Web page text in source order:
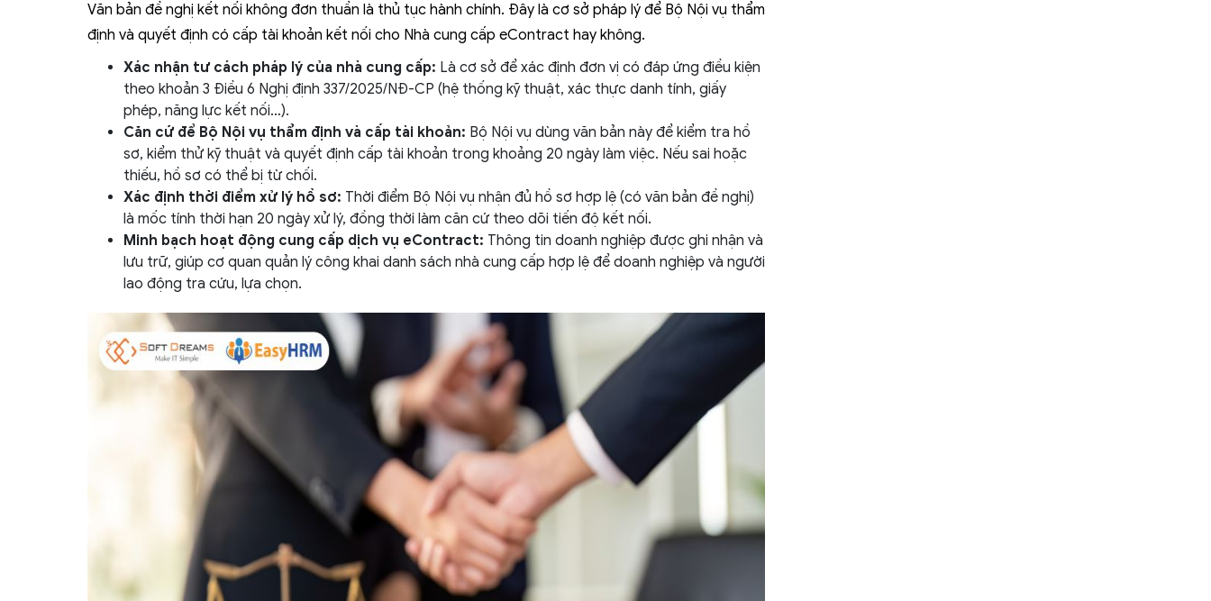
Văn bản đề nghị kết nối không đơn thuần là thủ tục hành chính. Đây là cơ sở pháp lý để Bộ Nội vụ thẩm
định và quyết định có cấp tài khoản kết nối cho Nhà cung cấp eContract hay không.
Xác nhận tư cách pháp lý của nhà cung cấp: Là cơ sở để xác định đơn vị có đáp ứng điều kiện
theo khoản 3 Điều 6 Nghị định 337/2025/NĐ-CP (hệ thống kỹ thuật, xác thực danh tính, giấy
phép, năng lực kết nối…).
Căn cứ để Bộ Nội vụ thẩm định và cấp tài khoản: Bộ Nội vụ dùng văn bản này để kiểm tra hồ
sơ, kiểm thử kỹ thuật và quyết định cấp tài khoản trong khoảng 20 ngày làm việc. Nếu sai hoặc
thiếu, hồ sơ có thể bị từ chối.
Xác định thời điểm xử lý hồ sơ: Thời điểm Bộ Nội vụ nhận đủ hồ sơ hợp lệ (có văn bản đề nghị)
là mốc tính thời hạn 20 ngày xử lý, đồng thời làm căn cứ theo dõi tiến độ kết nối.
Minh bạch hoạt động cung cấp dịch vụ eContract: Thông tin doanh nghiệp được ghi nhận và
lưu trữ, giúp cơ quan quản lý công khai danh sách nhà cung cấp hợp lệ để doanh nghiệp và người
lao động tra cứu, lựa chọn.